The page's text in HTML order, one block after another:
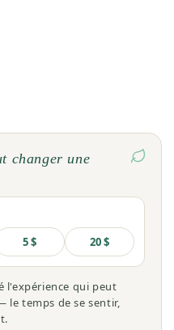
changer une
5 $ 20 $
l'expérience qui peut
le temps de se sentir,